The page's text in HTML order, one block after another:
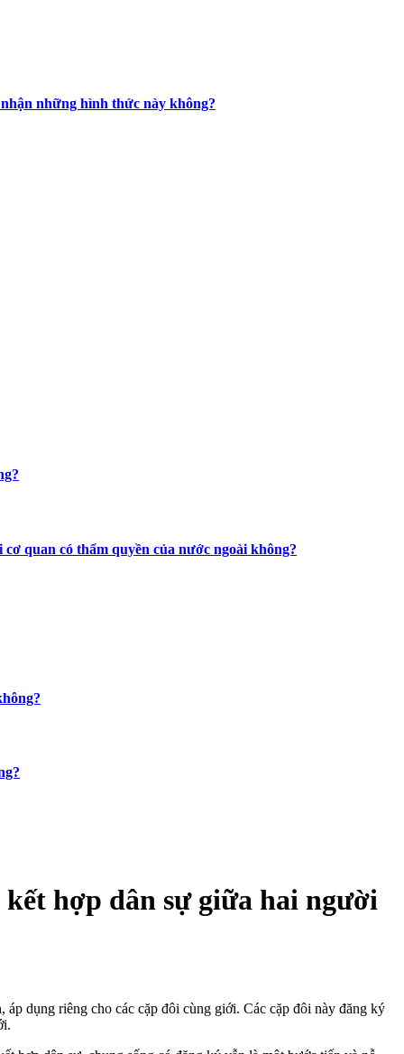
những hình thức này không?
quan có thẩm quyền của nước ngoài không?
hợp dân sự giữa hai người
dụng riêng cho các cặp đôi cùng giới. Các cặp đôi này đăng ký